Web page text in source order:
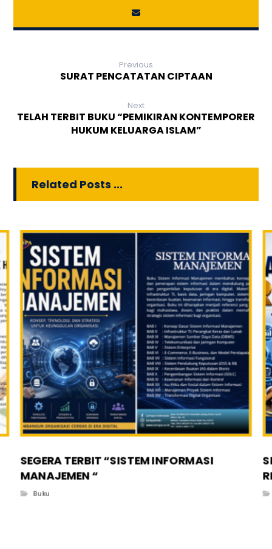
Previous
SURAT PENCATATAN CIPTAAN
Next
TELAH TERBIT BUKU “PEMIKIRAN KONTEMPORER
HUKUM KELUARGA ISLAM”
Related Posts ...
SEGERA TERBIT “SISTEM INFORMASI
MANAJEMEN “
Buku